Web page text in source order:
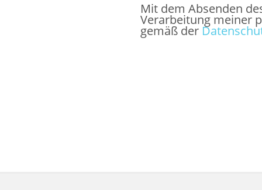
Mit dem Absenden
Verarbeitung meiner
gemäß der